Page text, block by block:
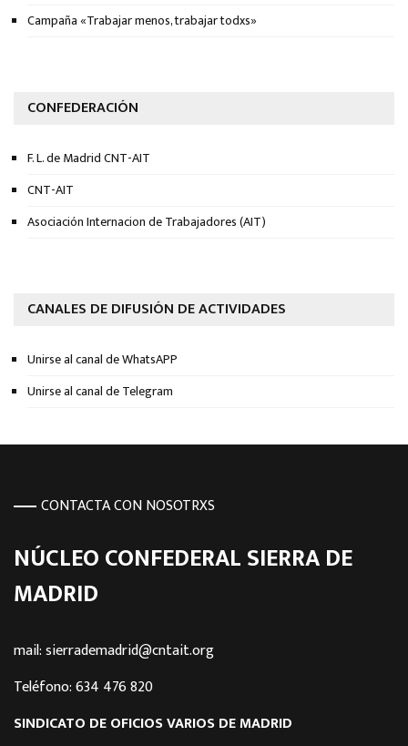
Campaña «Trabajar menos, trabajar todxs»
CONFEDERACIÓN
F. L. de Madrid CNT-AIT
CNT-AIT
Asociación Internacion de Trabajadores (AIT)
CANALES DE DIFUSIÓN DE ACTIVIDADES
Unirse al canal de WhatsAPP
Unirse al canal de Telegram
CONTACTA CON NOSOTRXS
NÚCLEO CONFEDERAL SIERRA DE
MADRID
mail: sierrademadrid@cntait.org
Teléfono: 634 476 820
SINDICATO DE OFICIOS VARIOS DE MADRID